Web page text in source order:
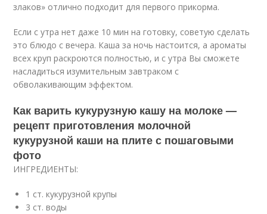
злаков» отлично подходит для первого прикорма.
Если с утра нет даже 10 мин на готовку, советую сделать
это блюдо с вечера. Каша за ночь настоится, а ароматы
всех круп раскроются полностью, и с утра Вы сможете
насладиться изумительным завтраком с
обволакивающим эффектом.
Как варить кукурузную кашу на молоке —
рецепт приготовления молочной
кукурузной каши на плите с пошаговыми
фото
ИНГРЕДИЕНТЫ:
1 ст. кукурузной крупы
3 ст. воды